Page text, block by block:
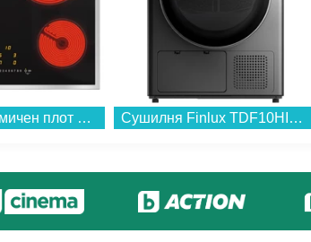
Вграден керамичен плот MIELE KM 6520 FR , Електрически... Сушилня Finlux TDF10HIGH14END , 10 kg, E , Inox...